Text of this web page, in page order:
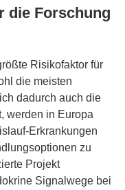
die Forschung
Risikofaktor für
die meisten
dadurch auch die
werden in Europa
Erkrankungen
zu
Projekt
Signalwege bei